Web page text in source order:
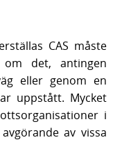
CAS måste
det, antingen
eller genom en
uppstått. Mycket
i
av vissa